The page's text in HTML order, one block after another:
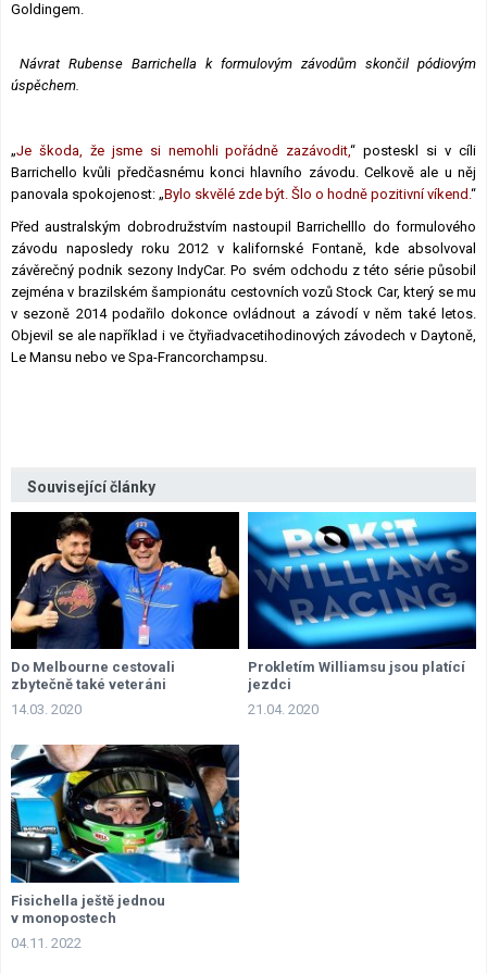
Goldingem.
Návrat Rubense Barrichella k formulovým závodům skončil pódiovým
úspěchem.
„Je škoda, že jsme si nemohli pořádně zazávodit,“ posteskl si v cíli
Barrichello kvůli předčasnému konci hlavního závodu. Celkově ale u něj
panovala spokojenost: „Bylo skvělé zde být. Šlo o hodně pozitivní víkend.“
Před australským dobrodružstvím nastoupil Barrichelllo do formulového
závodu naposledy roku 2012 v kalifornské Fontaně, kde absolvoval
závěrečný podnik sezony IndyCar. Po svém odchodu z této série působil
zejména v brazilském šampionátu cestovních vozů Stock Car, který se mu
v sezoně 2014 podařilo dokonce ovládnout a závodí v něm také letos.
Objevil se ale například i ve čtyřiadvacetihodinových závodech v Daytoně,
Le Mansu nebo ve Spa-Francorchampsu.
Související články
Do Melbourne cestovali
zbytečně také veteráni
14.03. 2020
Prokletím Williamsu jsou platící
jezdci
21.04. 2020
Fisichella ještě jednou
v monopostech
04.11. 2022